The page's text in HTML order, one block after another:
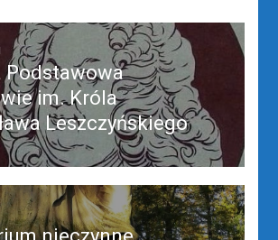
Podstawowa
im. Króla
Leszczyńskiego